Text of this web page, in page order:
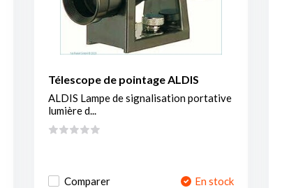
Télescope de pointage ALDIS
ALDIS Lampe de signalisation portative
lumière d...
Comparer En stock